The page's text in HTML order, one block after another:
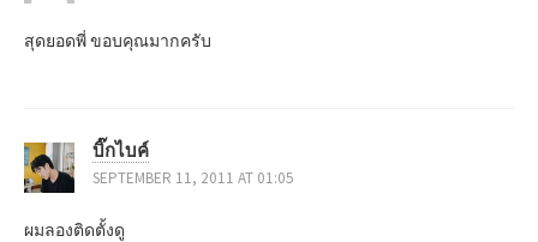
สุดยอดพี่ ขอบคุณมากครับ
บิ๊กไบค์
SEPTEMBER 11, 2011 AT 01:05
ผมลองติดตั้งดู